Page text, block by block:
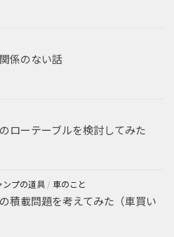
係のない話
ローテーブルを検討してみた
ンプの道具 / 車のこと
積載問題を考えてみた（車買い